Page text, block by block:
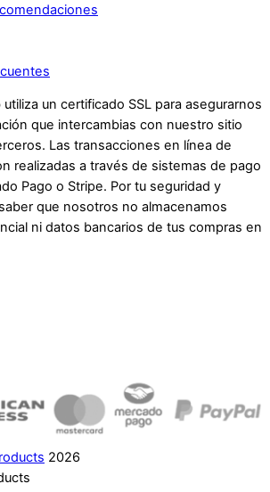
un certificado SSL para asegurarnos
que intercambias con nuestro sitio
Las transacciones en línea de
realizadas a través de sistemas de pago
Pago o Stripe. Por tu seguridad y
que nosotros no almacenamos
ni datos bancarios de tus compras en
2026